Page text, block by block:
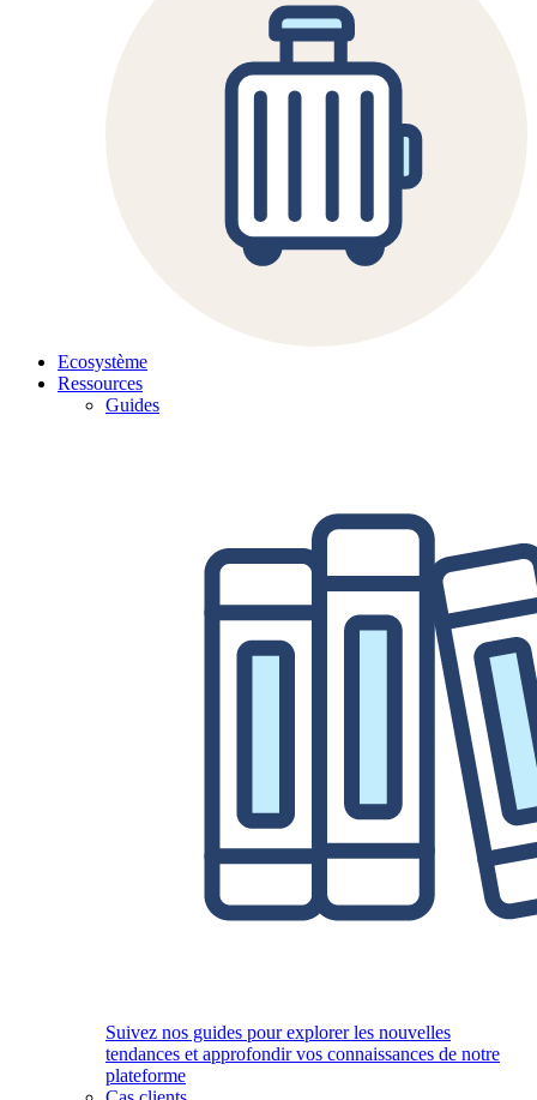
Ecosystème
Ressources
Guides
Suivez nos guides pour explorer les nouvelles
tendances et approfondir vos connaissances de notre
plateforme